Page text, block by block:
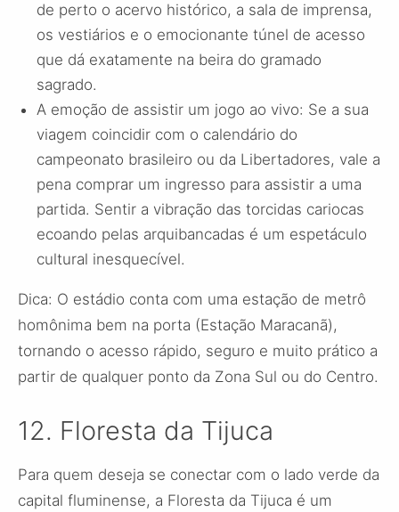
de perto o acervo histórico, a sala de imprensa,
os vestiários e o emocionante túnel de acesso
que dá exatamente na beira do gramado
sagrado.
A emoção de assistir um jogo ao vivo: Se a sua
viagem coincidir com o calendário do
campeonato brasileiro ou da Libertadores, vale a
pena comprar um ingresso para assistir a uma
partida. Sentir a vibração das torcidas cariocas
ecoando pelas arquibancadas é um espetáculo
cultural inesquecível.
Dica: O estádio conta com uma estação de metrô
homônima bem na porta (Estação Maracanã),
tornando o acesso rápido, seguro e muito prático a
partir de qualquer ponto da Zona Sul ou do Centro.
12. Floresta da Tijuca
Para quem deseja se conectar com o lado verde da
capital fluminense, a Floresta da Tijuca é um